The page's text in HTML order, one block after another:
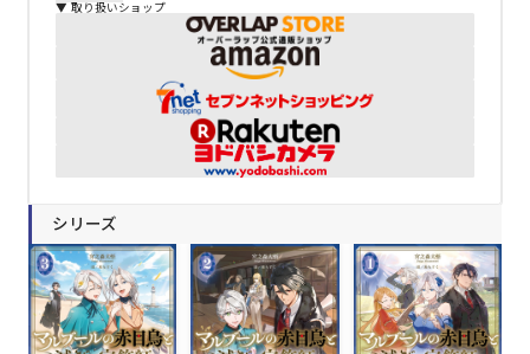
▼ 取り扱いショップ
シリーズ